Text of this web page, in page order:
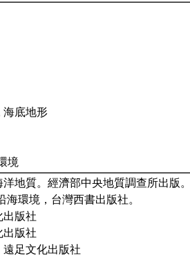
海底地形
境
地質。經濟部中央地質調查所出版
海環境，台灣西書出版社。
出版社
出版社
遠足文化出版社